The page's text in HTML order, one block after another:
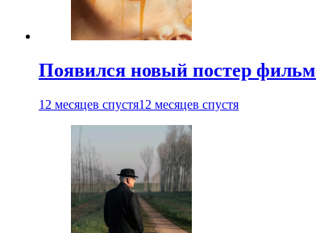
Появился новый постер
12 месяцев спустя12 месяцев спустя